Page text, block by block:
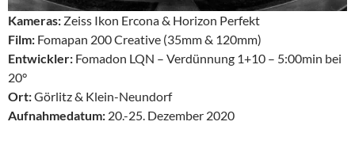
Kameras: Zeiss Ikon Ercona & Horizon Perfekt
Film: Fomapan 200 Creative (35mm & 120mm)
Entwickler: Fomadon LQN – Verdünnung 1+10 – 5:00min bei
20°
Ort:Görlitz & Klein-Neundorf
Aufnahmedatum: 20.-25. Dezember 2020